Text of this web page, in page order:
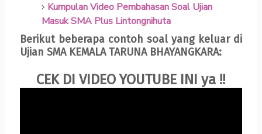
Kumpulan Video Pembahasan Soal Ujian
Masuk SMA Plus Lintongnihuta
Berikut beberapa contoh soal yang keluar di
Ujian SMA KEMALA TARUNA BHAYANGKARA:
CEK DI VIDEO YOUTUBE INI ya !!